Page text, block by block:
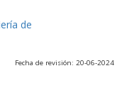
de
Fecha de revisión: 20-06-2024